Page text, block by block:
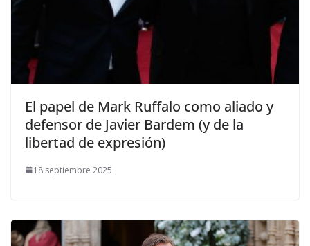
​El papel de Mark Ruffalo como aliado y
defensor de Javier Bardem (y de la
libertad de expresión)
18 septiembre 2025